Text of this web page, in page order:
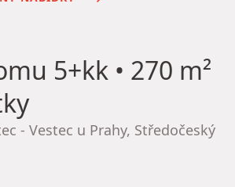
5+kk • 270 m²
- Vestec u Prahy, Středočeský